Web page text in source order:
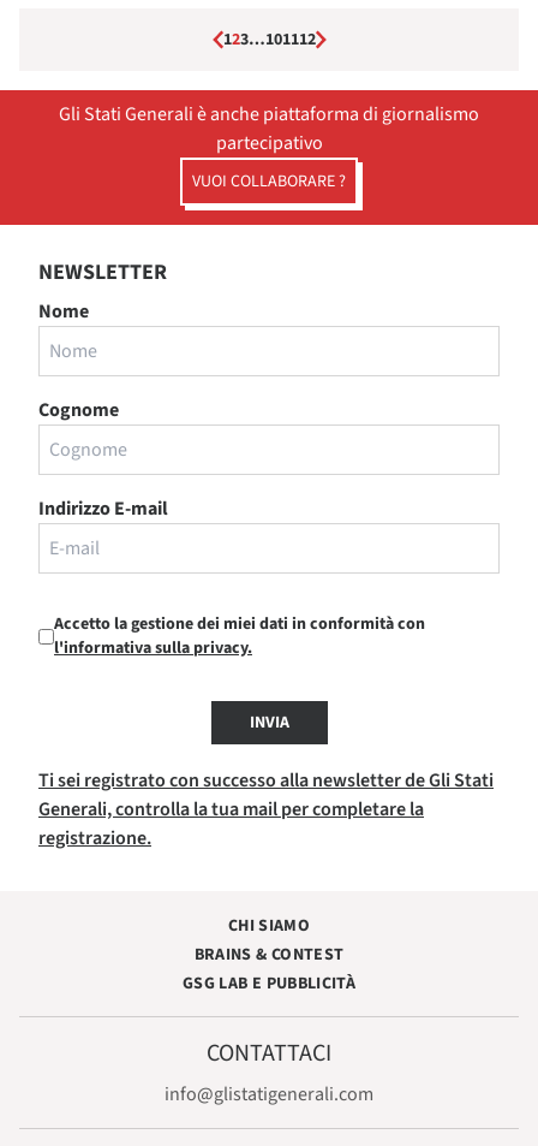
123…101112
Gli Stati Generali è anche piattaforma di giornalismo
partecipativo
VUOI COLLABORARE ?
NEWSLETTER
Nome
Cognome
Indirizzo E-mail
Accetto la gestione dei miei dati in conformità con
l'informativa sulla privacy.
INVIA
Ti sei registrato con successo alla newsletter de Gli Stati
Generali, controlla la tua mail per completare la
registrazione.
CHI SIAMO
BRAINS & CONTEST
GSG LAB E PUBBLICITÀ
CONTATTACI
info@glistatigenerali.com